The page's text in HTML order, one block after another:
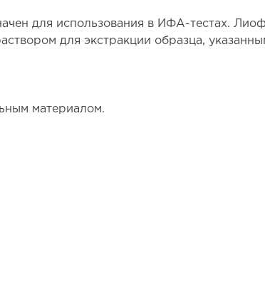
для использования в ИФА-тестах.
для экстракции образца,
материалом.